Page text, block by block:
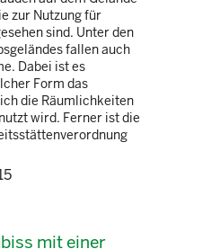
zur Nutzung für
sind. Unter den
fallen auch
Dabei ist es
Form das
die Räumlichkeiten
wird. Ferner ist die
mit einer